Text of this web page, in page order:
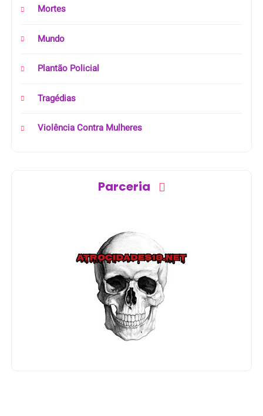
Mortes
Mundo
Plantão Policial
Tragédias
Violência Contra Mulheres
Parceria